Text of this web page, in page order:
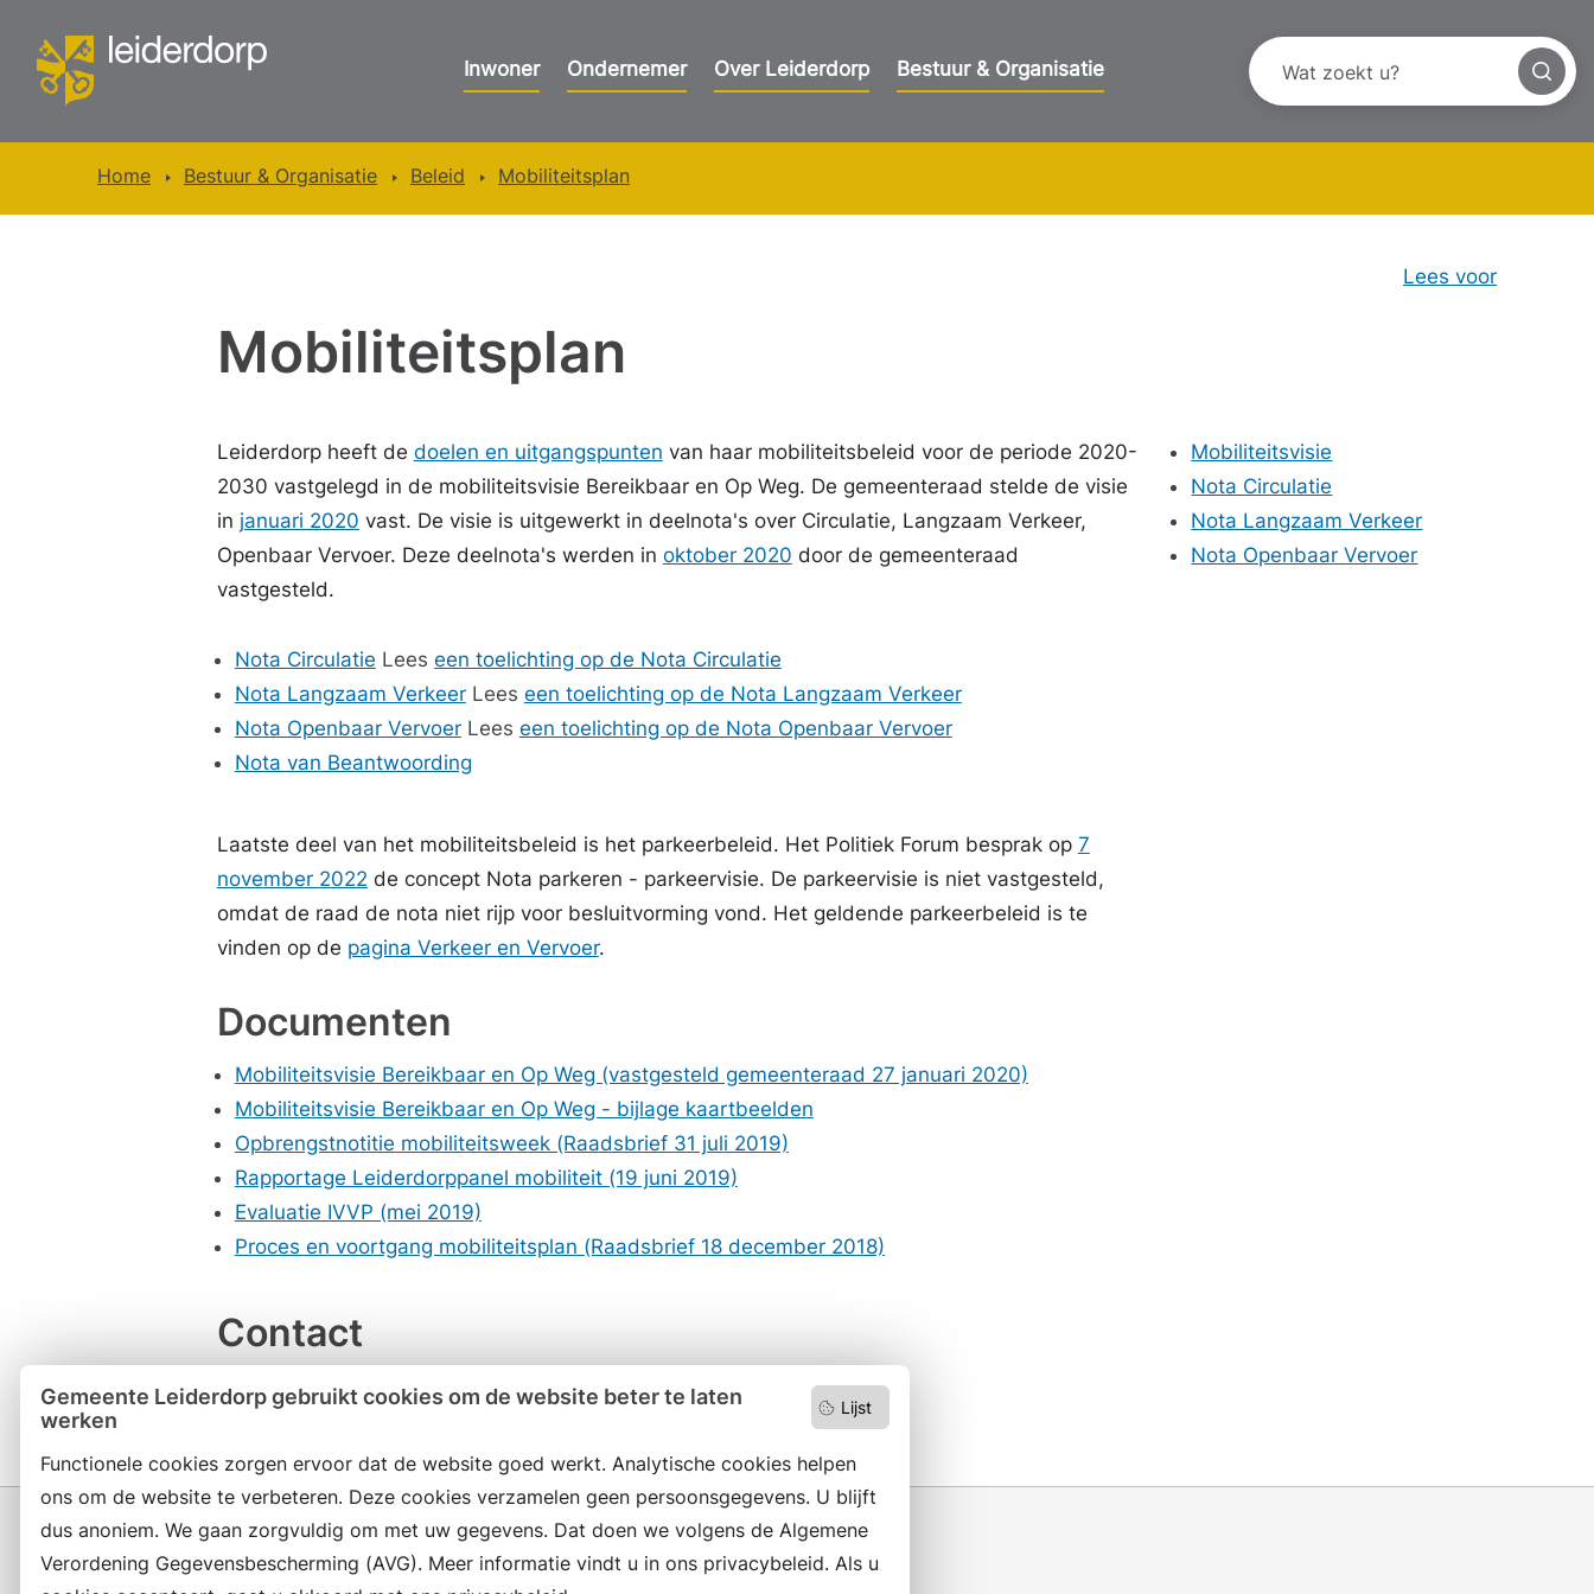
Lijst
Gemeente Leiderdorp gebruikt cookies om de website beter te laten
werken
Functionele cookies zorgen ervoor dat de website goed werkt. Analytische cookies helpen
ons om de website te verbeteren. Deze cookies verzamelen geen persoonsgegevens. U blijft
dus anoniem. We gaan zorgvuldig om met uw gegevens. Dat doen we volgens de Algemene
Verordening Gegevensbescherming (AVG). Meer informatie vindt u in ons privacybeleid. Als u
Inwoner Ondernemer Over Leiderdorp Bestuur & Organisatie
Home Bestuur & Organisatie Beleid Mobiliteitsplan
Lees voor
Mobiliteitsplan
Leiderdorp heeft de doelen en uitgangspunten van haar mobiliteitsbeleid voor de periode 2020-
2030 vastgelegd in de mobiliteitsvisie Bereikbaar en Op Weg. De gemeenteraad stelde de visie
in januari 2020 vast. De visie is uitgewerkt in deelnota's over Circulatie, Langzaam Verkeer,
Openbaar Vervoer. Deze deelnota's werden in oktober 2020 door de gemeenteraad
vastgesteld.
Nota Circulatie Lees een toelichting op de Nota Circulatie
Nota Langzaam VerkeerLees een toelichting op de Nota Langzaam Verkeer
Nota Openbaar VervoerLees een toelichting op de Nota Openbaar Vervoer
Nota van Beantwoording
Laatste deel van het mobiliteitsbeleid is het parkeerbeleid. Het Politiek Forum besprak op 7
november 2022 de concept Nota parkeren - parkeervisie. De parkeervisie is niet vastgesteld,
omdat de raad de nota niet rijp voor besluitvorming vond. Het geldende parkeerbeleid is te
vinden op de pagina Verkeer en Vervoer.
Documenten
Mobiliteitsvisie Bereikbaar en Op Weg (vastgesteld gemeenteraad 27 januari 2020)
Mobiliteitsvisie Bereikbaar en Op Weg - bijlage kaartbeelden
Opbrengstnotitie mobiliteitsweek (Raadsbrief 31 juli 2019)
Rapportage Leiderdorppanel mobiliteit (19 juni 2019)
Evaluatie IVVP (mei 2019)
Proces en voortgang mobiliteitsplan (Raadsbrief 18 december 2018)
Contact
Contactformulier
Mobiliteitsvisie
Nota Circulatie
Nota Langzaam Verkeer
Nota Openbaar Vervoer